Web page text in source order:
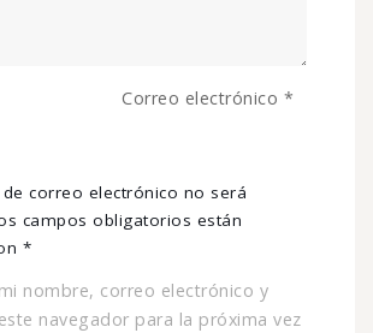
de correo electrónico no será
campos obligatorios están
*
Correo electrónico *
nombre, correo electrónico y
navegador para la próxima vez